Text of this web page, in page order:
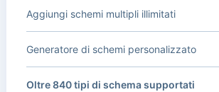
Aggiungi schemi multipli illimitati
Generatore di schemi personalizzato
Oltre 840 tipi di schema supportati